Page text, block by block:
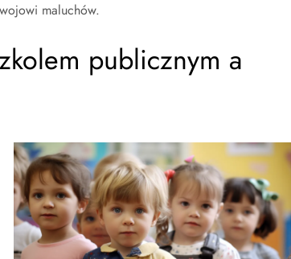
maluchów.
publicznym a